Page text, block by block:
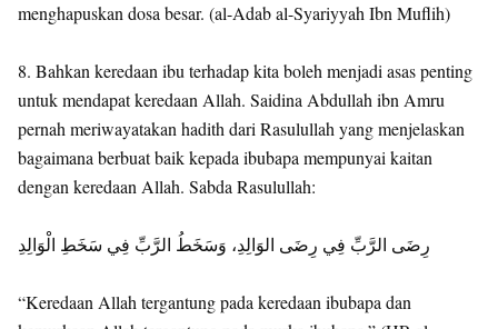
menghapuskan dosa besar. (al-Adab al-Syariyyah Ibn Muflih)
8. Bahkan keredaan ibu terhadap kita boleh menjadi asas penting
untuk mendapat keredaan Allah. Saidina Abdullah ibn Amru
pernah meriwayatakan hadith dari Rasulullah yang menjelaskan
bagaimana berbuat baik kepada ibubapa mempunyai kaitan
dengan keredaan Allah. Sabda Rasulullah:
رِضَى الرَّبِّ فِي رِضَى الوَالِدِ، وَسَخَطُ الرَّبِّ فِي سَخَطِ الْوَالِدِ
“Keredaan Allah tergantung pada keredaan ibubapa dan